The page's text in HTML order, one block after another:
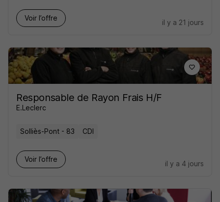
Voir l’offre
il y a 21 jours
Responsable de Rayon Frais H/F
E.Leclerc
Solliès-Pont - 83 CDI
Voir l’offre
il y a 4 jours